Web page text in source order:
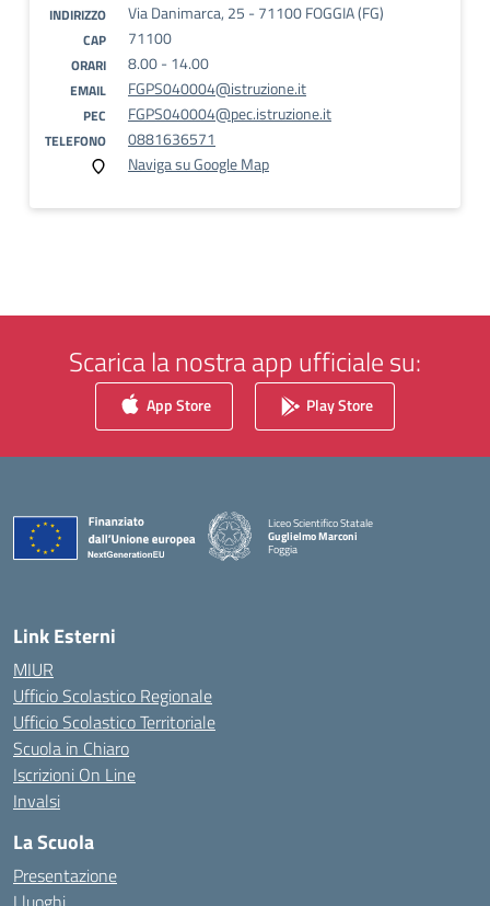
INDIRIZZO Via Danimarca, 25 - 71100 FOGGIA (FG)
CAP 71100
ORARI 8.00 - 14.00
EMAIL FGPS040004@istruzione.it
PEC FGPS040004@pec.istruzione.it
TELEFONO
0881636571
Naviga su Google Map
Scarica la nostra app ufficiale su:
App Store Play Store
Liceo Scientifico Statale
Guglielmo Marconi
Foggia
— Visita la pagina iniziale della scuola
Link Esterni
MIUR
Ufficio Scolastico Regionale
Ufficio Scolastico Territoriale
Scuola in Chiaro
Iscrizioni On Line
Invalsi
La Scuola
Presentazione